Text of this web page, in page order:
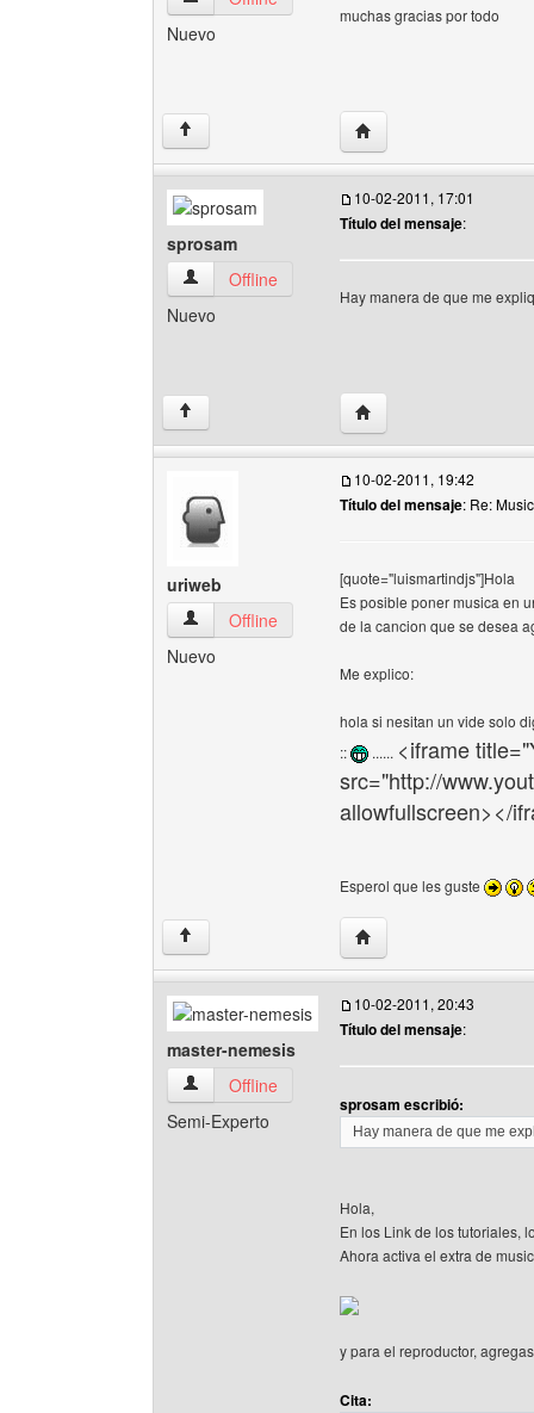
Nuevo
muchas gracias por todo
↑ Visitar sitio web del
sprosam
sprosam Ver perfil del usuario
Offline
Nuevo
10-02-2011, 17:01
Título del mensaje:
Hay manera de que me
↑ Visitar sitio web del
uriweb
uriweb Ver perfil del usuario
Offline
Nuevo
10-02-2011, 19:42
Título del mensaje: Re:
[quote="luismartindjs"]Hola
Es posible poner musica en
de la cancion que se desea
Me explico:
hola si nesitan un vide solo
::
...... <iframe
src="http://
allowfullscreen></
Esperol que les guste
↑ Visitar sitio web del
master-nemesis
master-nemesis Ver perfil del usuario
Offline
Semi-Experto
10-02-2011, 20:43
Título del mensaje:
sprosam escribió:
Hay manera de que me
Hola,
En los Link de los tutoriales,
Ahora activa el extra de
y para el reproductor,
Cita: